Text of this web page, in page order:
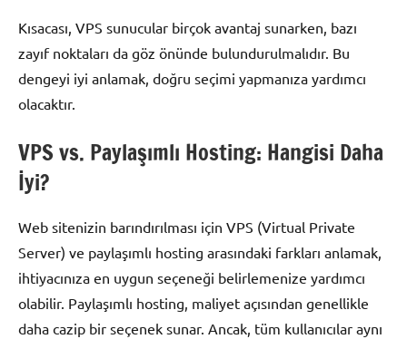
Kısacası, VPS sunucular birçok avantaj sunarken, bazı
zayıf noktaları da göz önünde bulundurulmalıdır. Bu
dengeyi iyi anlamak, doğru seçimi yapmanıza yardımcı
olacaktır.
VPS vs. Paylaşımlı Hosting: Hangisi Daha
İyi?
Web sitenizin barındırılması için VPS (Virtual Private
Server) ve paylaşımlı hosting arasındaki farkları anlamak,
ihtiyacınıza en uygun seçeneği belirlemenize yardımcı
olabilir. Paylaşımlı hosting, maliyet açısından genellikle
daha cazip bir seçenek sunar. Ancak, tüm kullanıcılar aynı